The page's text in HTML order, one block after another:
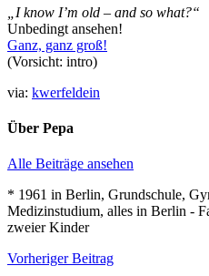
„I know I’m old – and so what?“
Unbedingt ansehen!
Ganz, ganz groß!
(Vorsicht: intro)
via: kwerfeldein
Über Pepa
Alle Beiträge ansehen
* 1961 in Berlin, Grundschule,
Medizinstudium, alles in Berlin -
zweier Kinder
Beitragsnavigation
Vorheriger Beitrag